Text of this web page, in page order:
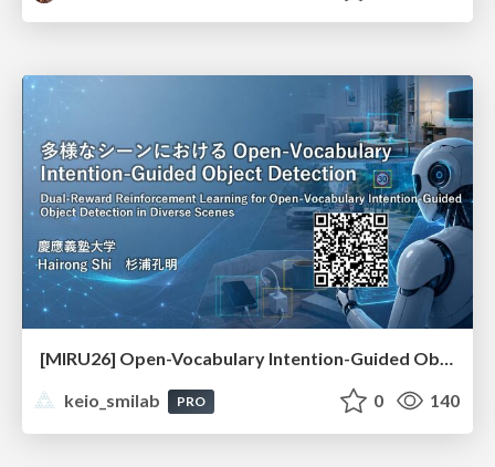
[MIRU26] Open-Vocabulary Intention-Guided Object Detection in Diverse Scenes
keio_smilab
PRO 0 140